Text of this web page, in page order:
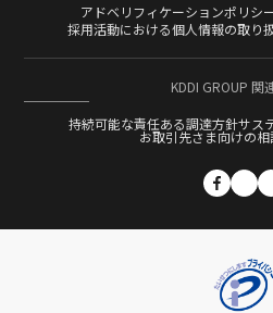
タグ
Ad Generation AI au
DATUM
DSP
DX EC
S4
S4Ads ScaleOut
Supership
Supership ECコンサルティングサービ
カテゴリー
イベント
アドベリフィケーションポリシ
採用活動における個人情報の取り
KDDI GROUP 関
持続可能な責任ある調達方針サス
お取引先さま向けの